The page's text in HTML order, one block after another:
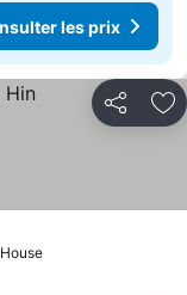
les prix
Partager
Consulter les
les prix